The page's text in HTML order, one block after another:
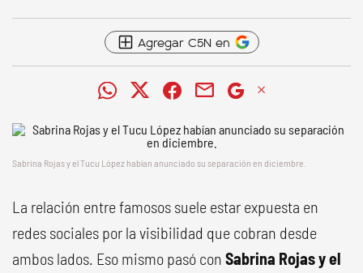
Agregar C5N en
Sabrina Rojas y el Tucu López habían anunciado su separación en diciembre.
La relación entre famosos suele estar expuesta en
redes sociales por la visibilidad que cobran desde
ambos lados. Eso mismo pasó con Sabrina Rojas y el